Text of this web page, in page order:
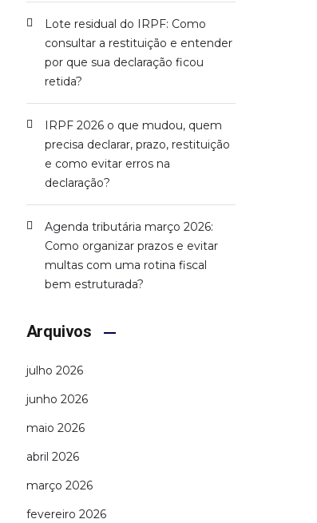
Lote residual do IRPF: Como
consultar a restituição e entender
por que sua declaração ficou
retida?
IRPF 2026 o que mudou, quem
precisa declarar, prazo, restituição
e como evitar erros na
declaração?
Agenda tributária março 2026:
Como organizar prazos e evitar
multas com uma rotina fiscal
bem estruturada?
Arquivos
julho 2026
junho 2026
maio 2026
abril 2026
março 2026
fevereiro 2026